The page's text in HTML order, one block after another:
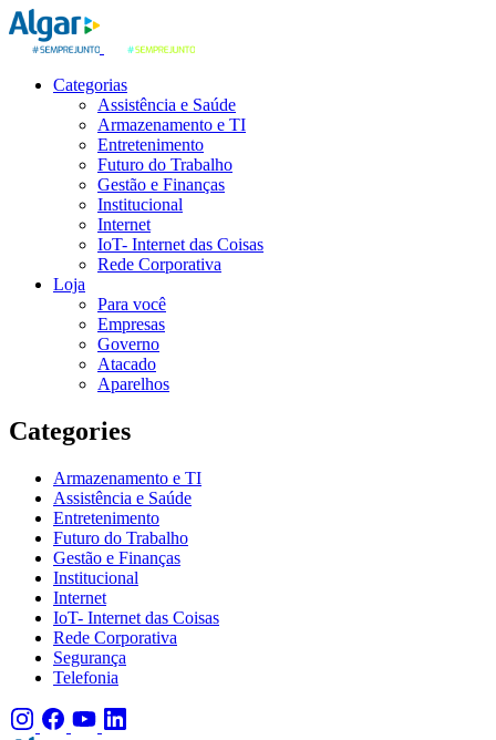
Categorias
Assistência e Saúde
Armazenamento e TI
Entretenimento
Futuro do Trabalho
Gestão e Finanças
Institucional
Internet
IoT- Internet das Coisas
Rede Corporativa
Loja
Para você
Empresas
Governo
Atacado
Aparelhos
Categories
Armazenamento e TI
Assistência e Saúde
Entretenimento
Futuro do Trabalho
Gestão e Finanças
Institucional
Internet
IoT- Internet das Coisas
Rede Corporativa
Segurança
Telefonia